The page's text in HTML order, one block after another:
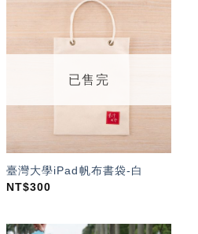
望輕
已售完
臺灣大學iPad帆布書袋-白
NT$300